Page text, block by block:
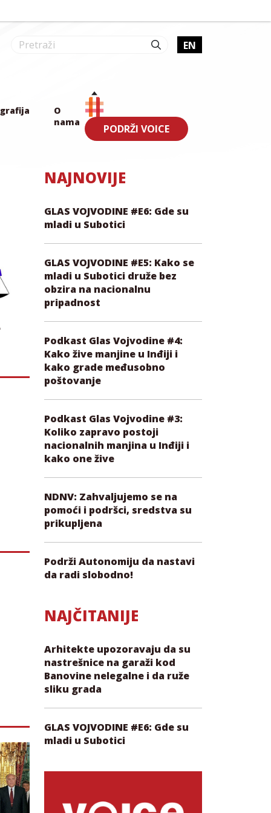
EN
O
nama
PODRŽI VOICE
NAJNOVIJE
GLAS VOJVODINE #E6: Gde su
mladi u Subotici
GLAS VOJVODINE #E5: Kako se
mladi u Subotici druže bez
obzira na nacionalnu
pripadnost
Podkast Glas Vojvodine #4:
Kako žive manjine u Inđiji i
kako grade međusobno
poštovanje
Podkast Glas Vojvodine #3:
Koliko zapravo postoji
nacionalnih manjina u Inđiji i
kako one žive
NDNV: Zahvaljujemo se na
pomoći i podršci, sredstva su
prikupljena
Podrži Autonomiju da nastavi
da radi slobodno!
NAJČITANIJE
Arhitekte upozoravaju da su
nastrešnice na garaži kod
Banovine nelegalne i da ruže
sliku grada
GLAS VOJVODINE #E6: Gde su
mladi u Subotici